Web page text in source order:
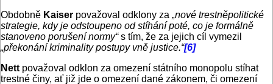
Obdobně Kaiser považoval odklony za „nové trestněpolitické
strategie, kdy je odstoupeno od stíhání poté, co je formálně
stanoveno porušení normy“s tím, že za jejich cíl vymezil
„překonání kriminality postupy vně justice.“[6]
Nett považoval odklon za omezení státního monopolu stíhat
trestné činy, ať již jde o omezení dané zákonem, či omezení